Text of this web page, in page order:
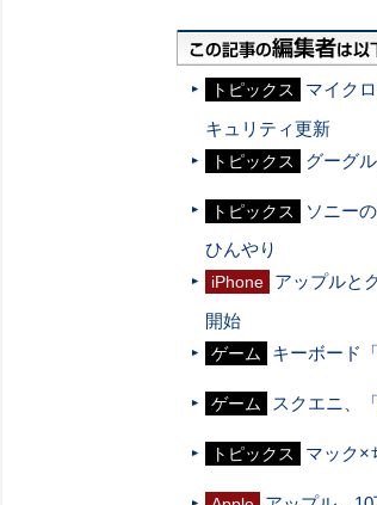
トピックス
マイク
キュリティ更新
トピックス グーグ
トピックス
ソニー
ひんやり
iPhone
アップルと
開始
ゲーム キーボード
ゲーム スクエニ、
トピックス マック×